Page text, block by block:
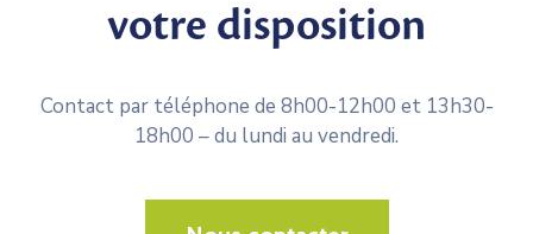
votre disposition
Contact par téléphone de 8h00-12h00 et 13h30-
18h00 – du lundi au vendredi.